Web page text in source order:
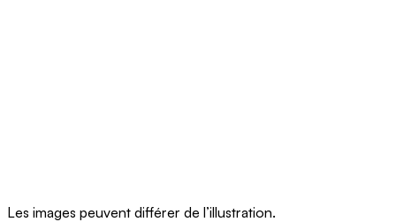
Les images peuvent différer de l’illustration.